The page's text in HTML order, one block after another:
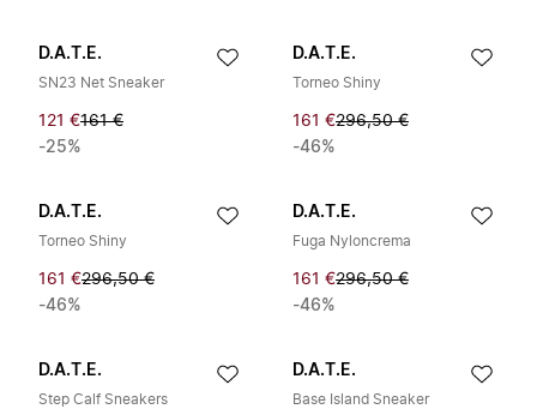
D.A.T.E.
SN23 Net Sneaker
121 €161 €
-25%
D.A.T.E.
Torneo Shiny
161 €296,50 €
-46%
D.A.T.E.
Torneo Shiny
161 €296,50 €
-46%
D.A.T.E.
Fuga Nyloncrema
161 €296,50 €
-46%
D.A.T.E.
Step Calf Sneakers
D.A.T.E.
Base Island Sneaker